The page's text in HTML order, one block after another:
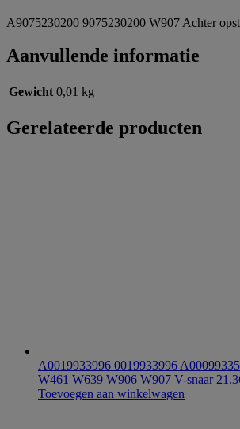
A9075230200 9075230200 W907 Achter
Aanvullende informatie
Gewicht 0,01 kg
Gerelateerde producten
A0019933996 0019933996
W461 W639 W906 W907 V-snaar
Toevoegen aan winkelwagen